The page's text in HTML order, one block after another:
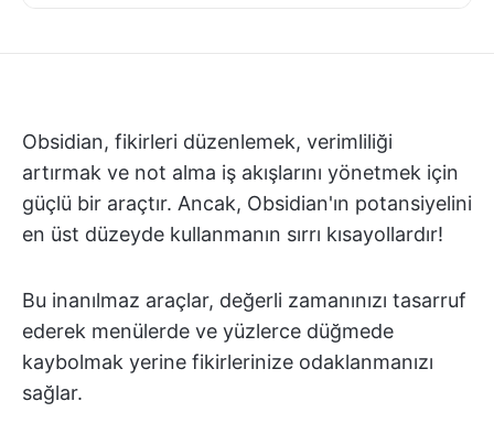
Obsidian, fikirleri düzenlemek, verimliliği
artırmak ve not alma iş akışlarını yönetmek için
güçlü bir araçtır. Ancak, Obsidian'ın potansiyelini
en üst düzeyde kullanmanın sırrı kısayollardır!
Bu inanılmaz araçlar, değerli zamanınızı tasarruf
ederek menülerde ve yüzlerce düğmede
kaybolmak yerine fikirlerinize odaklanmanızı
sağlar.